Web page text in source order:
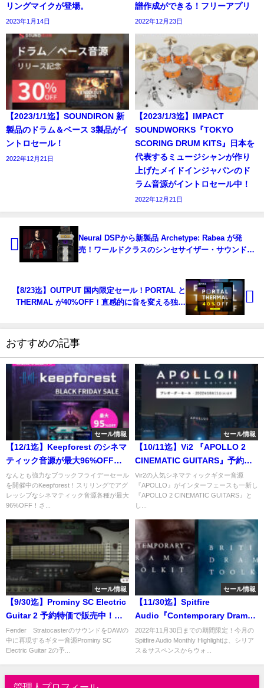
リングマイクが登場。
2023年1月14日
譜作成ができる！フリーアプリ
2022年12月23日
【2023/1/1迄】SOUNDIRON 新
製品のドラム＆ベース 3製品がイ
ントロセール！
2022年12月21日
【2023/1/3迄】IMPACT
SOUNDWORKS『TOKYO
SCORING DRUM KITS』日本を
代表するミュージシャンが作り
上げたメイドインジャパンのド
ラム音源がイントロセール中！
2022年12月21日
Neural DSPから新製品 Archetype: Rabea が発
売！ワールドクラスのシンセサイザー・サウンドを
【8/23迄】OUTPUT 国内限定セール！PORTAL と
THERMAL が40%OFF！直感的に音を変える独創
おすすめの記事
セール情報
【12/1迄】Keepforest のシネマ
ティック音源が最大96%OFF！
さらに¥0製品も登場！ブラック
フライデーセールを開催中！
なんとも強力なブラックフライデーセール
を開催中のKeepforest！スリリングでアグ
レッシブなシネマティック音源各種が最大
96%OFF！さ...
セール情報
【10/11迄】Vi2 『APOLLO 2
CINEMATIC GUITARS』予約開
始＆イントロセール！リードか
らドローンまで変幻自在のシネ
マティックギター音源
Vir2の人気シネマティックギター音源
『APOLLO』がインターフェースも一新し
『APOLLO 2 CINEMATIC GUITARS』と
し...
セール情報
【9/30迄】Prominy SC Electric
Guitar 2 予約特価で販売中！さ
らなる高次元への進化を遂げた
エレクトリック・ギター音源。
Fender StratocasterのサウンドをDAWの
中に再現するギター音源Prominy SC
Electric Guitar 2の予...
セール情報
【11/30迄】Spitfire
Audio『Contemporary Drama
Toolkit』『British Drama
Toolkit』が40%OFF！物語に命
を吹き込む劇伴音源
2022年11月30日までの期間限定！今月の
Spitfire Audio Monthly Highlightは、シリア
ス＆サスペンスからウォ...